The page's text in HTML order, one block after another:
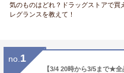
気のものはどれ？ドラッグストアで買
レグランスを教えて！
no. 1